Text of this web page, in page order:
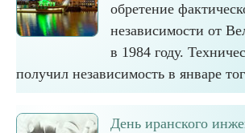
обретение
независимости от
в 1984 году.
получил независимость в январе
День иранского